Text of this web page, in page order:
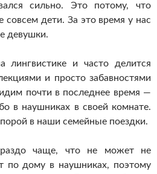
сильно. Это потому, что
дети. За это время у нас
девушки.
и часто делится
и просто забавностями
почти в последнее время —
в наушниках в своей комнате.
в наши семейные поездки.
чаще, что не может не
по дому в наушниках, поэтому